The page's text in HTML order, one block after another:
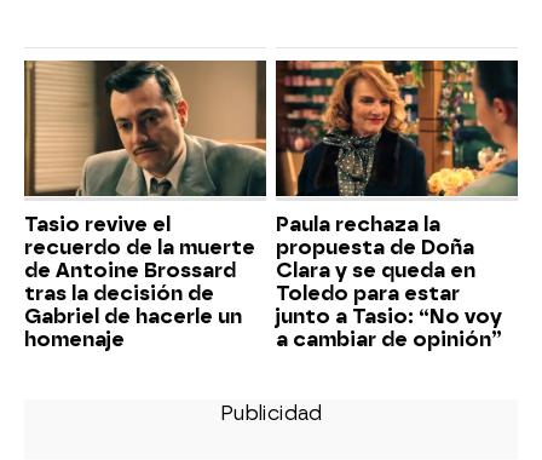
Tasio revive el
recuerdo de la muerte
de Antoine Brossard
tras la decisión de
Gabriel de hacerle un
homenaje
Paula rechaza la
propuesta de Doña
Clara y se queda en
Toledo para estar
junto a Tasio: “No voy
a cambiar de opinión”